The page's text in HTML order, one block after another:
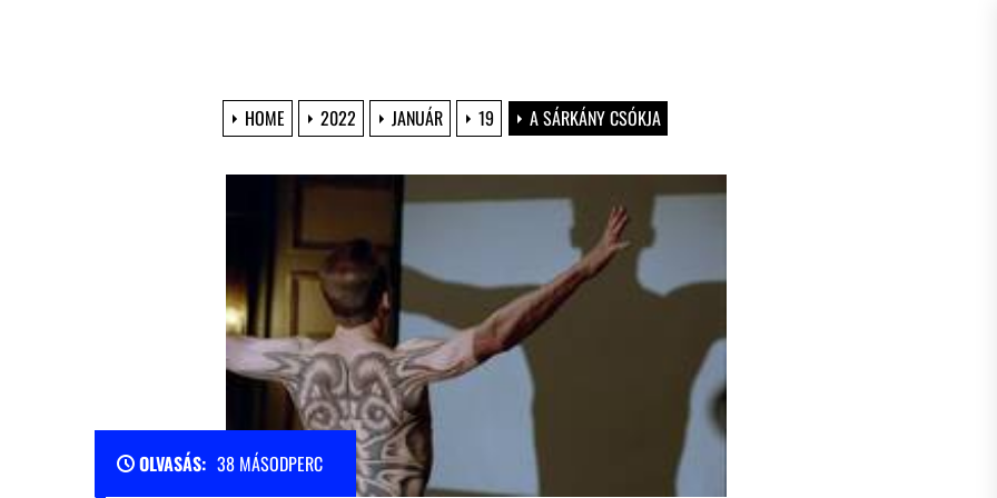
HOME 2022 JANUÁR 19 A SÁRKÁNY CSÓKJA
OLVASÁS: 38 MÁSODPERC